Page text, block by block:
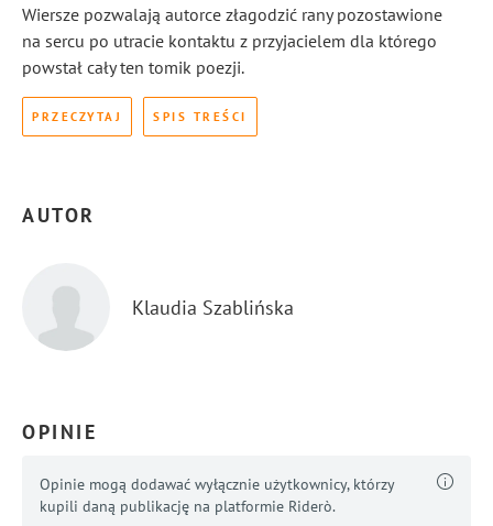
Wiersze pozwalają autorce złagodzić rany pozostawione
na sercu po utracie kontaktu z przyjacielem dla którego
powstał cały ten tomik poezji.
PRZECZYTAJ SPIS TREŚCI
AUTOR
Klaudia Szablińska
OPINIE
Opinie mogą dodawać wyłącznie użytkownicy, którzy
kupili daną publikację na platformie Riderò.